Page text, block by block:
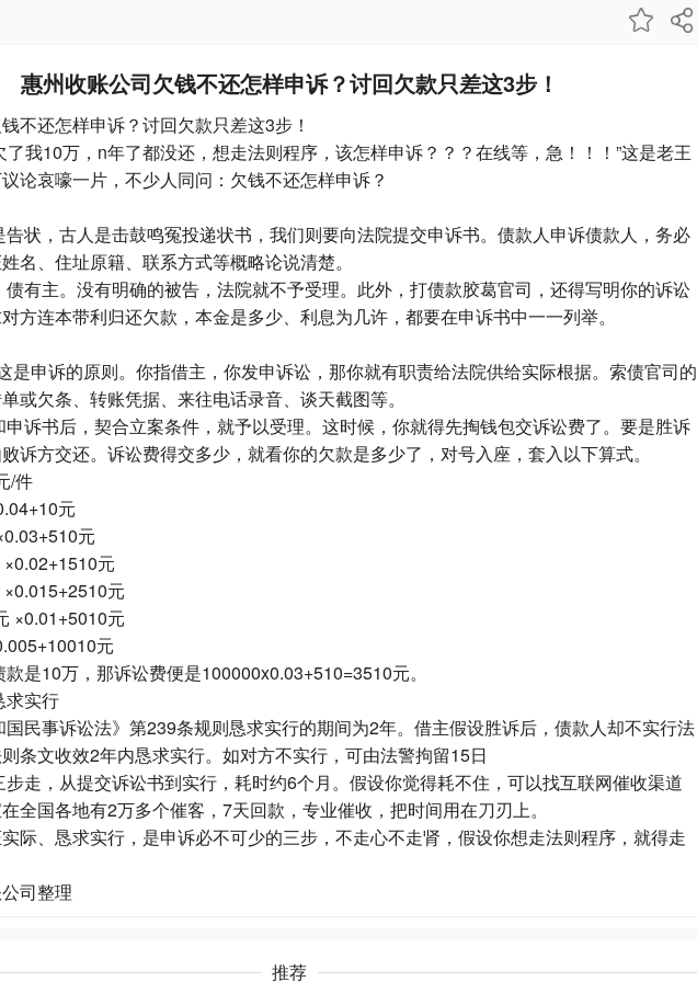
惠州收账公司​欠钱不还怎样申诉？讨回欠款只差这3步！
不还怎样申诉？讨回欠款只差这3步！
了我10万，n年了都没还，想走法则程序，该怎样申诉？？？在线等，急！！！”这是老王
论哀嚎一片，不少人同问：欠钱不还怎样申诉？
告状，古人是击鼓鸣冤投递状书，我们则要向法院提交申诉书。债款人申诉债款人，务必
名、住址原籍、联系方式等概略论说清楚。
债有主。没有明确的被告，法院就不予受理。此外，打债款胶葛官司，还得写明你的诉讼
方连本带利归还欠款，本金是多少、利息为几许，都要在申诉书中一一列举。
是申诉的原则。你指借主，你发申诉讼，那你就有职责给法院供给实际根据。索债官司的
或欠条、转账凭据、来往电话录音、谈天截图等。
诉书后，契合立案条件，就予以受理。这时候，你就得先掏钱包交诉讼费了。要是胜诉
诉方交还。诉讼费得交多少，就看你的欠款是多少了，对号入座，套入以下算式。
/件
元
元
元
元
×0.01+5010元
元
是10万，那诉讼费便是100000x0.03+510=3510元。
求实行
国民事诉讼法》第239条规则恳求实行的期间为2年。借主假设胜诉后，债款人却不实行法
条文收效2年内恳求实行。如对方不实行，可由法警拘留15日
步走，从提交诉讼书到实行，耗时约6个月。假设你觉得耗不住，可以找互联网催收渠道
全国各地有2万多个催客，7天回款，专业催收，把时间用在刀刃上。
际、恳求实行，是申诉必不可少的三步，不走心不走肾，假设你想走法则程序，就得走
司整理
推荐